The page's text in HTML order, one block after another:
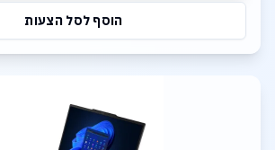
הוסף לסל הצעות